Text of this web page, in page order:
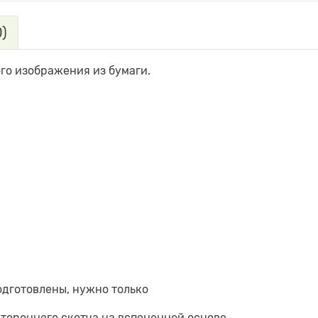
изображения из бумаги.
нужно только